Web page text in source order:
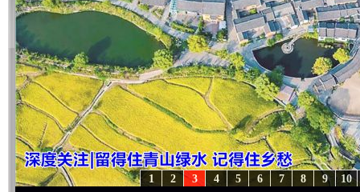
10
9
8
7
6
5
4
3
2
1